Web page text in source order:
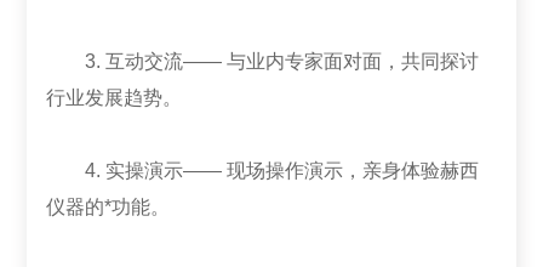
3. 互动交流—— 与业内专家面对面，共同探讨
行业发展趋势。
4. 实操演示—— 现场操作演示，亲身体验赫西
仪器的*功能。